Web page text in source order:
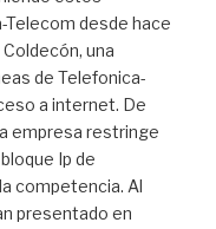
desde hace
una
de Telefonica-
a internet. De
empresa restringe
Ip de
competencia. Al
presentado en